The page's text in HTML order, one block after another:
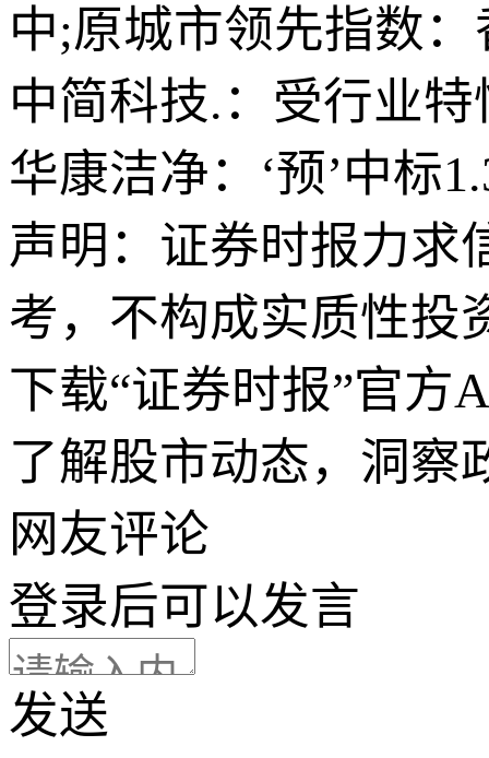
中;原城市领先指数
中简科技.：受行业
华康洁净：‘预’中标
声明：证券时报力求
考，不构成实质性投
下载“证券时报”官方
了解股市动态，洞察
网友评论
登录后可以发言
发送